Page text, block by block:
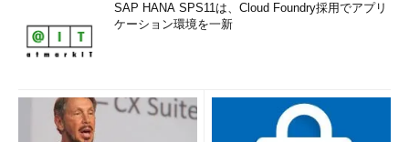
SAP HANA SPS11は、Cloud Foundry採用でアプリ
ケーション環境を一新